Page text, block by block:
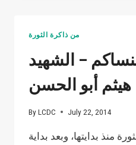
أبو
همام
من ذاكرة الثورة
– الشهيد
هيثم أبو الحسن
ByLCDC July 22, 2014
منذ بدايتها، وبعد بداية